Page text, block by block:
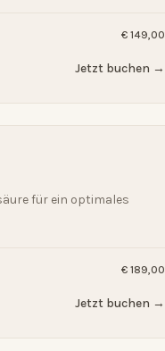
€ 149,00
Jetzt buchen →
für ein optimales
€ 189,00
Jetzt buchen →